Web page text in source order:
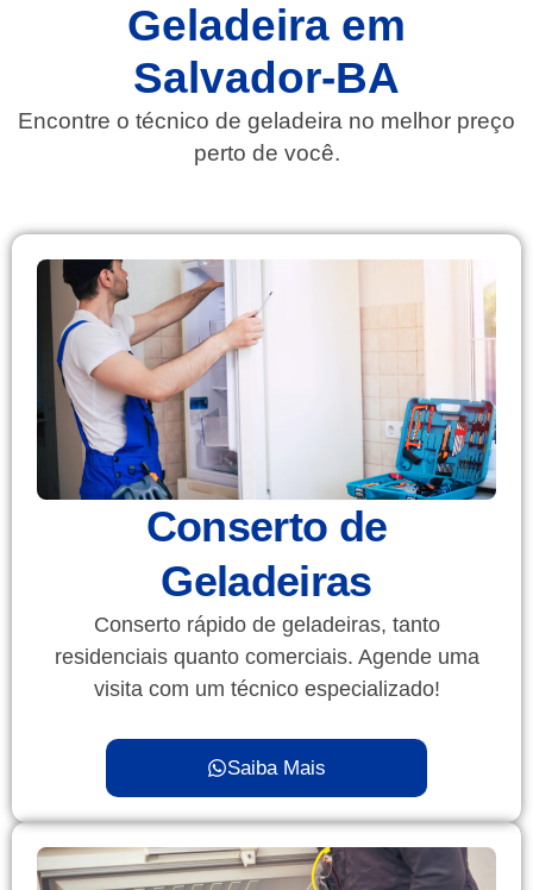
Geladeira em
Salvador-BA
Encontre o técnico de geladeira no melhor preço
perto de você.
Conserto de
Geladeiras
Conserto rápido de geladeiras, tanto
residenciais quanto comerciais. Agende uma
visita com um técnico especializado!
Saiba Mais